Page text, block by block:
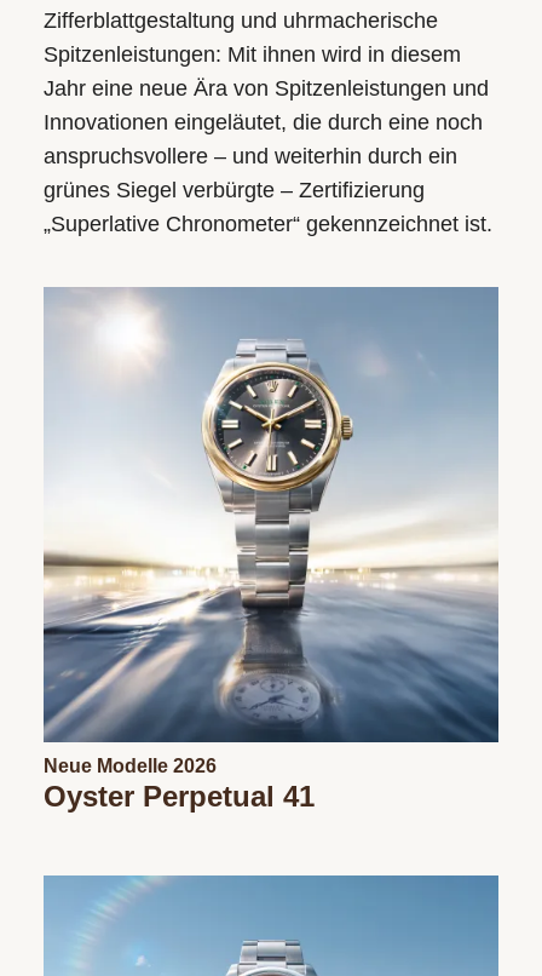
Zifferblattgestaltung und uhrmacherische
Spitzenleistungen: Mit ihnen wird in diesem
Jahr eine neue Ära von Spitzenleistungen und
Innovationen eingeläutet, die durch eine noch
anspruchsvollere – und weiterhin durch ein
grünes Siegel verbürgte – Zertifizierung
„Superlative Chronometer“ gekennzeichnet ist.
Neue Modelle 2026
Oyster Perpetual 41